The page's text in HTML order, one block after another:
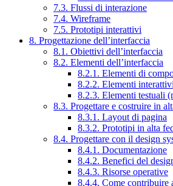
7.3. Flussi di interazione
7.4. Wireframe
7.5. Prototipi interattivi
8. Progettazione dell’interfaccia
8.1. Obiettivi dell’interfaccia
8.2. Elementi dell’interfaccia
8.2.1. Elementi di
8.2.2. Elementi interattivi
8.2.3. Elementi testuali
8.3. Progettare e costruire in
8.3.1. Layout di pagina
8.3.2. Prototipi in alta
8.4. Progettare con il design
8.4.1. Documentazione
8.4.2. Benefici del
8.4.3. Risorse operative
8.4.4. Come contribuire